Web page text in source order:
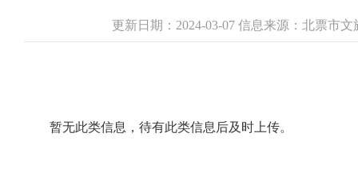
更新日期：2024-03-07 信息来源：北票市
暂无此类信息，待有此类信息后及时上传。